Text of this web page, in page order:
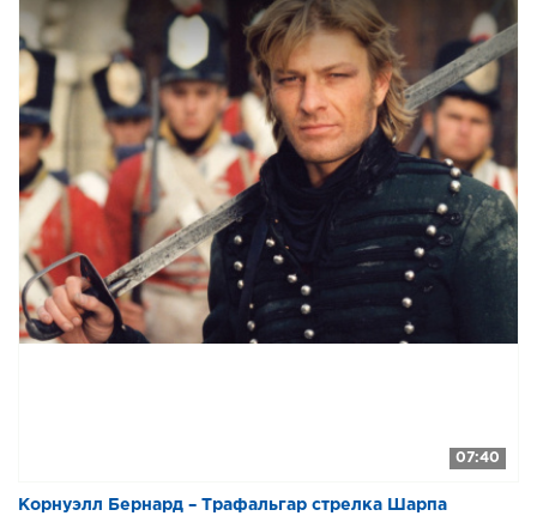
07:40
Корнуэлл Бернард – Трафальгар стрелка Шарпа